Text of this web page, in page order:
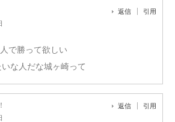
返信 引用
で勝って欲しい
な人だな城ヶ崎って
返信 引用